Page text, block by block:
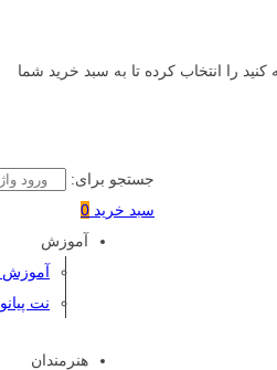
را انتخاب کرده تا به سبد خرید شما
جستجو برای:
سبد خرید 0
آموزش
آموزش
نت پیانو
هنرمندان